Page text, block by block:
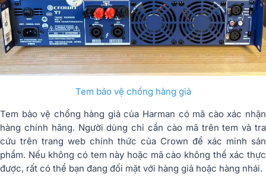
Tem bảo vệ chống hàng giả
Tem bảo vệ chống hàng giả của Harman có mã cào xác nhận
hàng chính hãng. Người dùng chỉ cần cào mã trên tem và tra
cứu trên trang web chính thức của Crown để xác minh sản
phẩm. Nếu không có tem này hoặc mã cào không thể xác thực
được, rất có thể bạn đang đối mặt với hàng giả hoặc hàng nhái.